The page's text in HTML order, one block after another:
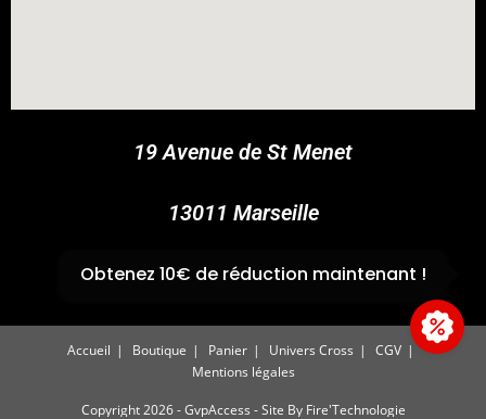
19 Avenue de St Menet
13011 Marseille
✆04 91 44 45 46
Accueil Boutique Panier Univers Cross
CGV
Mentions légales
Copyright 2026 - GvpAccess - Site By Fire'Technologie
Obtenez 10€ de réduction maintenant !